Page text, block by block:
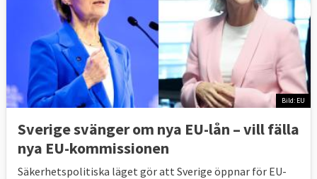
Bild: EU
Sverige svänger om nya EU-lån – vill fälla
nya EU-kommissionen
Säkerhetspolitiska läget gör att Sverige öppnar för EU-